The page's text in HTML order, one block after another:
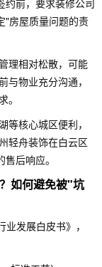
约前，要求装修公司
"房屋质量问题的责
理相对松散，可能
与物业充分沟通，
。
等核心城区便利，
轻舟装饰在白云区
后响应。
如何避免被"坑
发展白皮书》，